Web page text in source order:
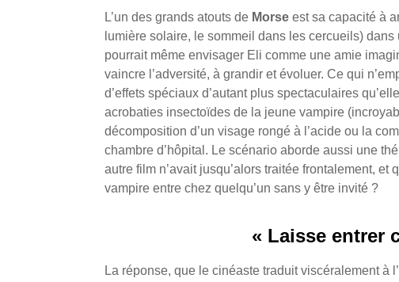
L’un des grands atouts de Morse est sa capacité à
lumière solaire, le sommeil dans les cercueils)
pourrait même envisager Eli comme une amie
vaincre l’adversité, à grandir et évoluer. Ce qui
d’effets spéciaux d’autant plus spectaculaires
acrobaties insectoïdes de la jeune vampire
décomposition d’un visage rongé à l’acide ou la
chambre d’hôpital. Le scénario aborde aussi une
autre film n’avait jusqu’alors traitée frontalement,
vampire entre chez quelqu’un sans y être invité ?
« Laisse entrer
La réponse, que le cinéaste traduit viscéralement à